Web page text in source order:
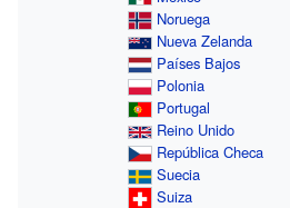
Noruega
Nueva Zelanda
Países Bajos
Polonia
Portugal
Reino Unido
República Checa
Suecia
Suiza